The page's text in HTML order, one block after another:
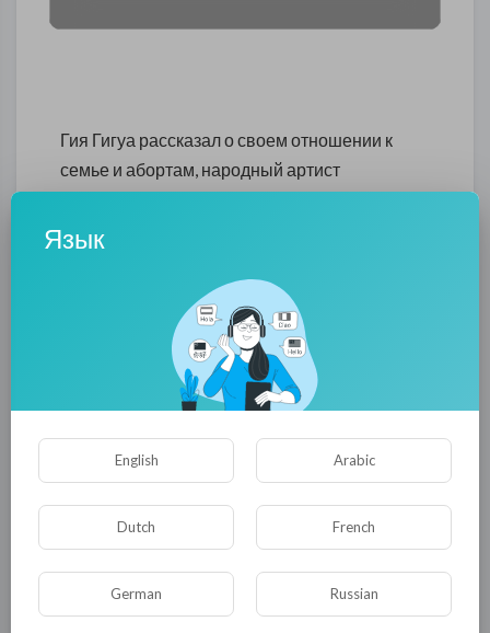
Гия Гигуа рассказал о своем отношении к
семье и абортам, народный артист
подчеркивает важность семьи для
государства и считает аборт убийством
• 0 Комментарии
Опубликовать
Комментариев нет
Язык
English Arabic
Dutch French
German Russian